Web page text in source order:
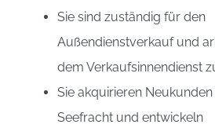
Sie sind zuständig für den
Außendienstverkauf und
dem Verkaufsinnendienst
Sie akquirieren
Seefracht und entwickeln